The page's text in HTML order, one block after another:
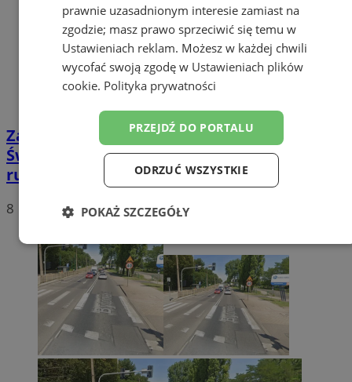
Zamknięcie zjazdu z DTŚ na Harcerską w
Świętochłowicach. Sprawdź zmiany w
ruchu!
8
prawnie uzasadnionym interesie zamiast na
zgodzie; masz prawo sprzeciwić się temu w
Ustawieniach reklam. Możesz w każdej chwili
wycofać swoją zgodę w Ustawieniach plików
cookie. Polityka prywatności
PRZEJDŹ DO PORTALU
ODRZUĆ WSZYSTKIE
POKAŻ SZCZEGÓŁY
Niezbędne Wydajność Targetowanie
Funkcjonalność Niesklasyfikowane